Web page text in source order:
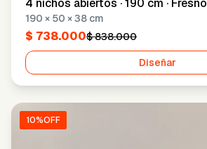
4 nichos abiertos · 190 cm · Fresno
190 × 50 × 38 cm
$ 738.000$ 838.000
Diseñar
10%OFF